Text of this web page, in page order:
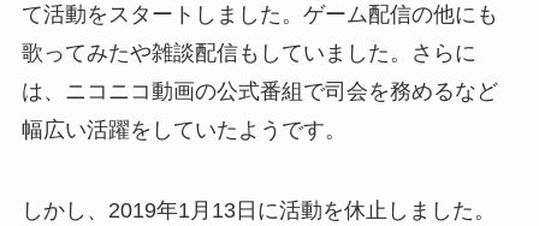
て活動をスタートしました。ゲーム配信の他にも
歌ってみたや雑談配信もしていました。さらに
は、ニコニコ動画の公式番組で司会を務めるなど
幅広い活躍をしていたようです。
しかし、2019年1月13日に活動を休止しました。